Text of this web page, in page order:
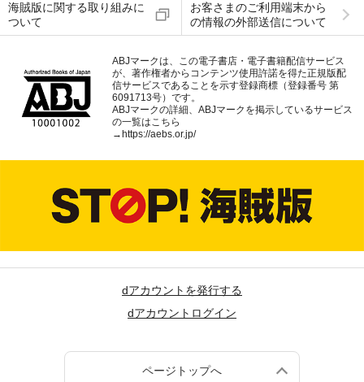
海賊版に関する取り組みに
ついて
お客さまのご利用端末から
の情報の外部送信について
ABJマークは、この電子書店・電子書籍配信サービス
が、著作権者からコンテンツ使用許諾を得た正規版配
信サービスであることを示す登録商標（登録番号 第
6091713号）です。
ABJマークの詳細、ABJマークを掲示しているサービス
の一覧はこちら
→ https://aebs.or.jp/
dアカウントを発行する
dアカウントログイン
ページトップへ